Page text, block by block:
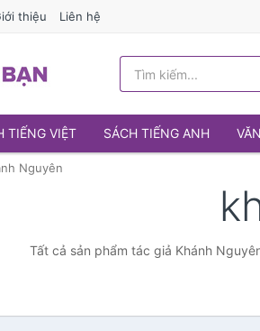
thiệu Liên hệ
TIẾNG VIỆT SÁCH TIẾNG ANH
Nguyên
Tất cả sản phẩm tác giả Khánh